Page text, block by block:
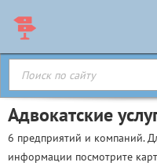
Адвокатские
6 предприятий и компаний.
информации посмотрите